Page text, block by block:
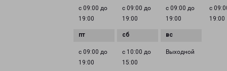
с 09:00 до
19:00
с 09:00 до
19:00
с 09:00 до
19:00
с
19:00
с 09:00 до
19:00
с 10:00 до
15:00
Выходной